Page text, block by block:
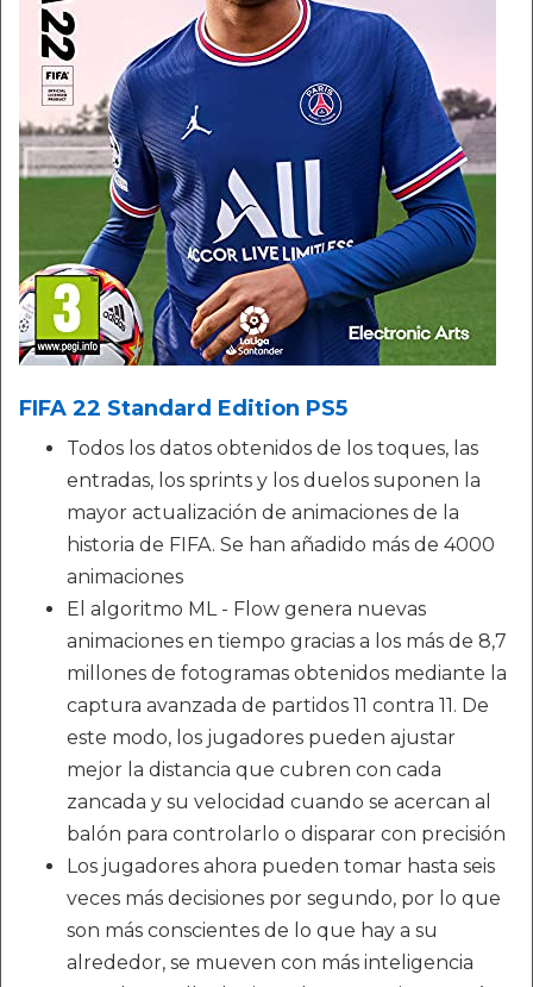
FIFA 22 Standard Edition PS5
Todos los datos obtenidos de los toques, las
entradas, los sprints y los duelos suponen la
mayor actualización de animaciones de la
historia de FIFA. Se han añadido más de 4000
animaciones
El algoritmo ML - Flow genera nuevas
animaciones en tiempo gracias a los más de 8,7
millones de fotogramas obtenidos mediante la
captura avanzada de partidos 11 contra 11. De
este modo, los jugadores pueden ajustar
mejor la distancia que cubren con cada
zancada y su velocidad cuando se acercan al
balón para controlarlo o disparar con precisión
Los jugadores ahora pueden tomar hasta seis
veces más decisiones por segundo, por lo que
son más conscientes de lo que hay a su
alrededor, se mueven con más inteligencia